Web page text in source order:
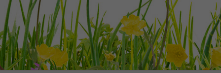
Copyright 2026 SCHLAPPOHRBANDE.de